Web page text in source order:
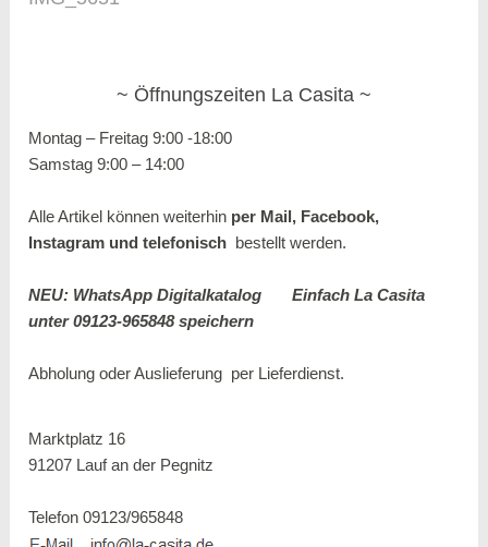
Öffnungszeiten La Casita
Montag – Freitag 9:00 -18:00
Samstag 9:00 – 14:00
Alle Artikel können weiterhin per Mail, Facebook,
Instagram undtelefonisch bestellt werden.
NEU: WhatsApp Digitalkatalog
Einfach La Casita
unter 09123-965848 speichern
Abholung oder Auslieferung per Lieferdienst.
Marktplatz 16
91207 Lauf an der Pegnitz
Telefon 09123/965848